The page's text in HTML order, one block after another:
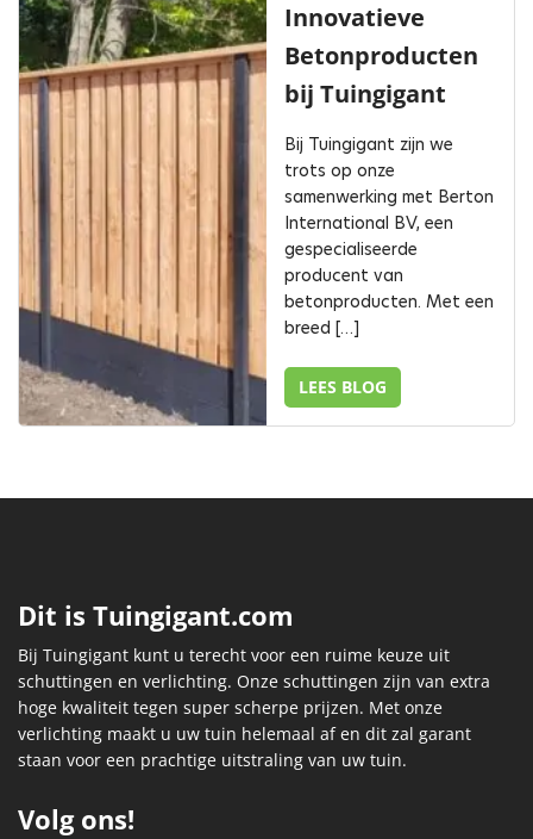
Innovatieve
Betonproducten
bij Tuingigant
Bij Tuingigant zijn we
trots op onze
samenwerking met Berton
International BV, een
gespecialiseerde
producent van
betonproducten. Met een
breed […]
LEES BLOG
Dit is Tuingigant.com
Bij Tuingigant kunt u terecht voor een ruime keuze uit
schuttingen en verlichting. Onze schuttingen zijn van extra
hoge kwaliteit tegen super scherpe prijzen. Met onze
verlichting maakt u uw tuin helemaal af en dit zal garant
staan voor een prachtige uitstraling van uw tuin.
Volg ons!